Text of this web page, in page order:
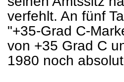
verfehlt. An fünf
"+35-Grad C-
von +35 Grad C
1980 noch